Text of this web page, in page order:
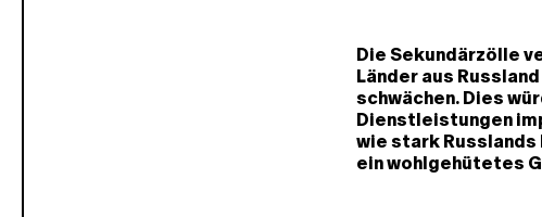
Die Sekundärzölle
Länder aus
schwächen. Dies
Dienstleistungen
wie stark Russlands
ein wohlgehütetes